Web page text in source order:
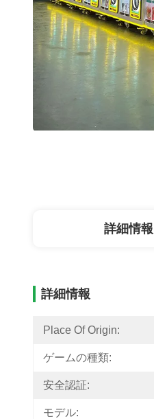
詳細情報
詳細情報
Place Of Origin:
ゲームの種類:
安全認証:
モデル: